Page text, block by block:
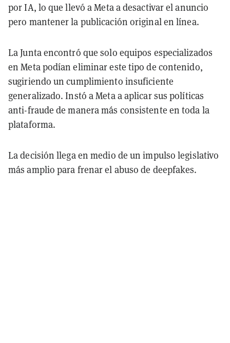
por IA, lo que llevó a Meta a desactivar el anuncio
pero mantener la publicación original en línea.
La Junta encontró que solo equipos especializados
en Meta podían eliminar este tipo de contenido,
sugiriendo un cumplimiento insuficiente
generalizado. Instó a Meta a aplicar sus políticas
anti-fraude de manera más consistente en toda la
plataforma.
La decisión llega en medio de un impulso legislativo
más amplio para frenar el abuso de deepfakes.